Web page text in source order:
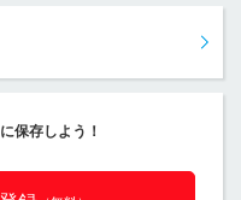
保存しよう！